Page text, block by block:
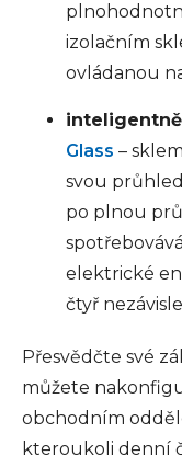
izolačním
ovládanou
Glass –
svou
po plnou
elektrické
čtyř
Přesvědčte své
můžete
obchodním
kteroukoli denní